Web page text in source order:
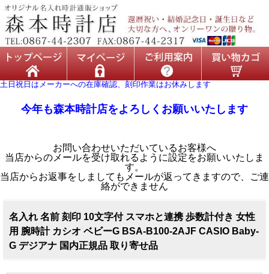
土日祝日はメーカーへの在庫確認、刻印作業はお休みします
今年も森本時計店をよろしくお願いいたします
お問い合わせいただいているお客様へ
当店からのメールを受け取れるように設定をお願いいたしま
す。
当店からお返事をしましてもメールが返ってきますので、ご連
絡ができません
名入れ 名前 刻印 10文字付 スマホと連携 歩数計付き 女性
用 腕時計 カシオ ベビーG BSA-B100-2AJF CASIO Baby-
G デジアナ 国内正規品 取り寄せ品